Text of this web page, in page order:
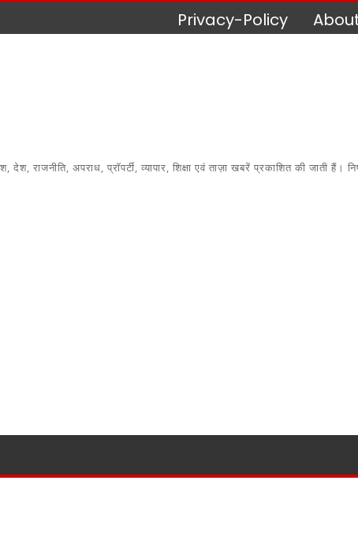
Privacy-Policy
राजनीति, अपराध, प्रॉपर्टी, व्यापार, शिक्षा एवं ताज़ा खबरें प्रकाशित की जाती हैं।